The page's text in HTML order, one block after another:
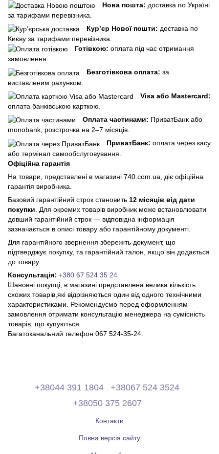
Нова пошта: доставка по Україні
за тарифами перевізника.
Кур’єр Нової пошти: доставка по
Києву за тарифами перевізника.
Готівкою: оплата під час отримання
замовлення.
Безготівкова оплата: за
виставленим рахунком.
Visa або Mastercard:
оплата банківською карткою.
Оплата частинами: ПриватБанк або
monobank, розстрочка на 2–7 місяців.
ПриватБанк: оплата через касу
або термінал самообслуговування.
Офіційна гарантія
На товари, представлені в магазині 740.com.ua, діє офіційна
гарантія виробника.
Базовий гарантійний строк становить 12 місяців від дати
покупки . Для окремих товарів виробник може встановлювати
довший гарантійний строк — відповідна інформація
зазначається в описі товару або гарантійному документі.
Для гарантійного звернення збережіть документ, що
підтверджує покупку, та гарантійний талон, якщо він додається
до товару.
Консультація: +380 67 524 35 24
Шановні покупці, в магазині представлена ​​велика кількість
схожих товарів,які відрізняються один від одного технічними
характеристиками. Рекомендуємо перед оформленням
замовлення отримати консультацію менеджера на сумісність
товарів, що купуються.
Багатоканальний телефон 067 524-35-24.
+38044 391 1804
+38067 524 3524
+38050 375 2607
Контакти
Повна версія сайту